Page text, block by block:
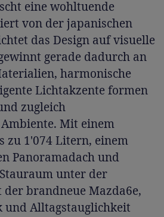
eine wohltuende
von der japanischen
das Design auf visuelle
gerade dadurch an
harmonische
Lichtakzente formen
zugleich
Mit einem
zu 1'074 Litern, einem
Panoramadach und
unter der
brandneue Mazda6e,
und Alltagstauglichkeit